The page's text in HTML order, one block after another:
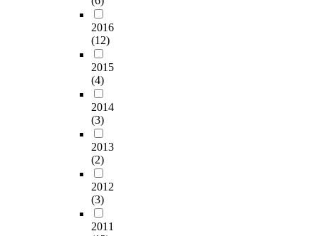
2016
(12)
2015
(4)
2014
(3)
2013
(2)
2012
(3)
2011